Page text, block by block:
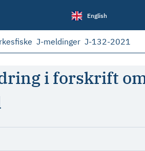
English
J-meldinger J-132-2021
i forskrift